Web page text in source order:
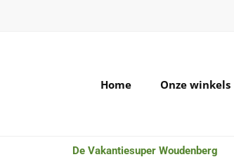
Home Onze winkels
De Vakantiesuper Woudenberg